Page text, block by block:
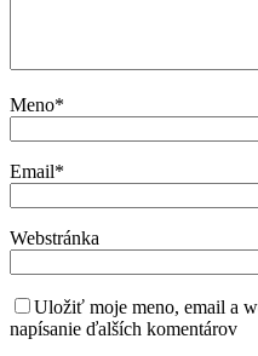
Meno*
Email*
Webstránka
Uložiť moje meno, email a
napísanie ďalších komentárov